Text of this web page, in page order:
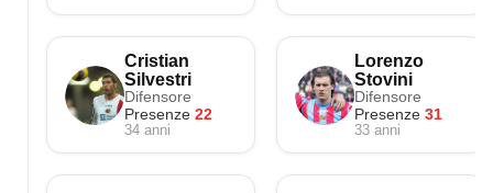
Cristian
Silvestri
Difensore
Presenze 22
34 anni
Lorenzo
Stovini
Difensore
Presenze31
33 anni